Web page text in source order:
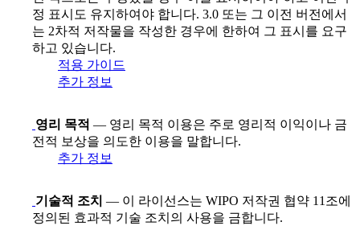
정 표시도 유지하여야 합니다. 3.0 또는 그 이전 버전에서
는 2차적 저작물을 작성한 경우에 한하여 그 표시를 요구
하고 있습니다.
적용 가이드
추가 정보
영리 목적 — 영리 목적 이용은 주로 영리적 이익이나 금
전적 보상을 의도한 이용을 말합니다.
추가 정보
기술적 조치 — 이 라이선스는 WIPO 저작권 협약 11조에
정의된 효과적 기술 조치의 사용을 금합니다.